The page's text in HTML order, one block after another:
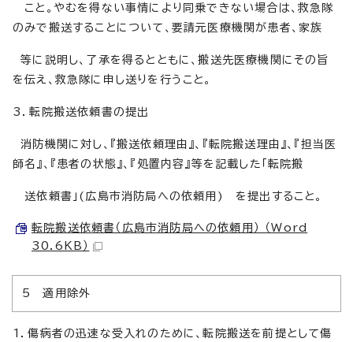
こと。やむを得ない事情により同乗できない場合は、救急隊
のみで搬送することについて、要請元医療機関が患者、家族
等に説明し、了承を得るとともに、搬送先医療機関にその旨
を伝え、救急隊に申し送りを行うこと。
3．転院搬送依頼書の提出
消防機関に対し、『搬送依頼理由』、『転院搬送理由』、『担当医
師名』、『患者の状態』、『処置内容』等を記載した「転院搬
送依頼書」(広島市消防局への依頼用) を提出すること。
転院搬送依頼書（広島市消防局への依頼用） （Word
30.6KB）
5 適用除外
1．傷病者の迅速な受入れのために、転院搬送を前提として傷